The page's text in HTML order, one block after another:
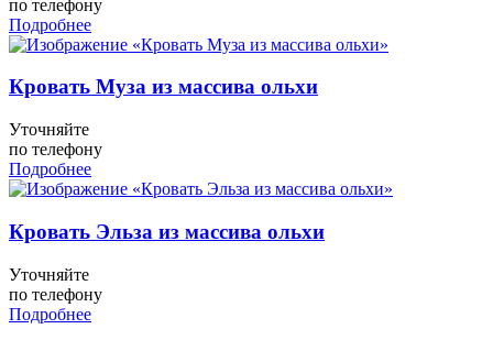
по телефону
Подробнее
Кровать Муза из массива ольхи
Уточняйте
по телефону
Подробнее
Кровать Эльза из массива ольхи
Уточняйте
по телефону
Подробнее